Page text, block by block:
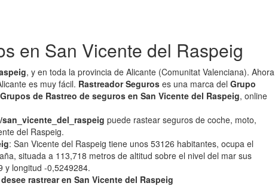
en San Vicente del Raspeig
, y en toda la provincia de Alicante (Comunitat Valenciana). Ahora
es muy fácil. Rastreador Seguros es una marca del Grupo
de Rastreo de seguros en San Vicente del Raspeig, online
puede rastear seguros de coche, moto,
del Raspeig.
: San Vicente del Raspeig tiene unos 53126 habitantes, ocupa el
situada a 113,718 metros de altitud sobre el nivel del mar sus
y longitud -0,5249284.
rastrear en San Vicente del Raspeig